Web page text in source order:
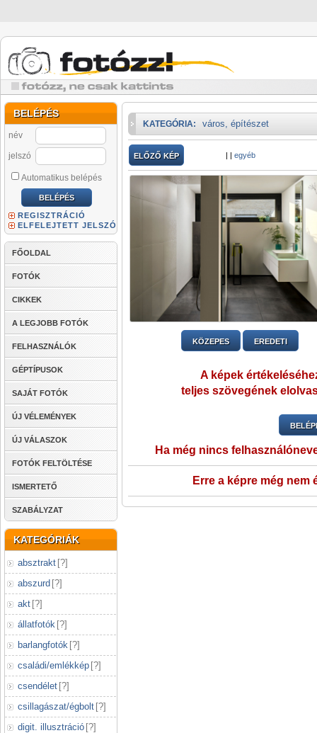
BELÉPÉS
név
jelszó
Automatikus belépés
REGISZTRÁCIÓ
ELFELEJTETT JELSZÓ
FŐOLDAL
FOTÓK
CIKKEK
A LEGJOBB FOTÓK
FELHASZNÁLÓK
GÉPTÍPUSOK
SAJÁT FOTÓK
ÚJ VÉLEMÉNYEK
ÚJ VÁLASZOK
FOTÓK FELTÖLTÉSE
ISMERTETŐ
SZABÁLYZAT
KATEGÓRIÁK
absztrakt [?]
abszurd [?]
akt [?]
állatfotók [?]
barlangfotók [?]
családi/emlékkép [?]
csendélet [?]
csillagászat/égbolt [?]
digit. illusztráció [?]
KATEGÓRIA: város, építészet
ELŐZŐ KÉP | | egyéb
KÖZEPES EREDETI
A képek
teljes szövegének
Ha még nincs
Erre a képre még nem